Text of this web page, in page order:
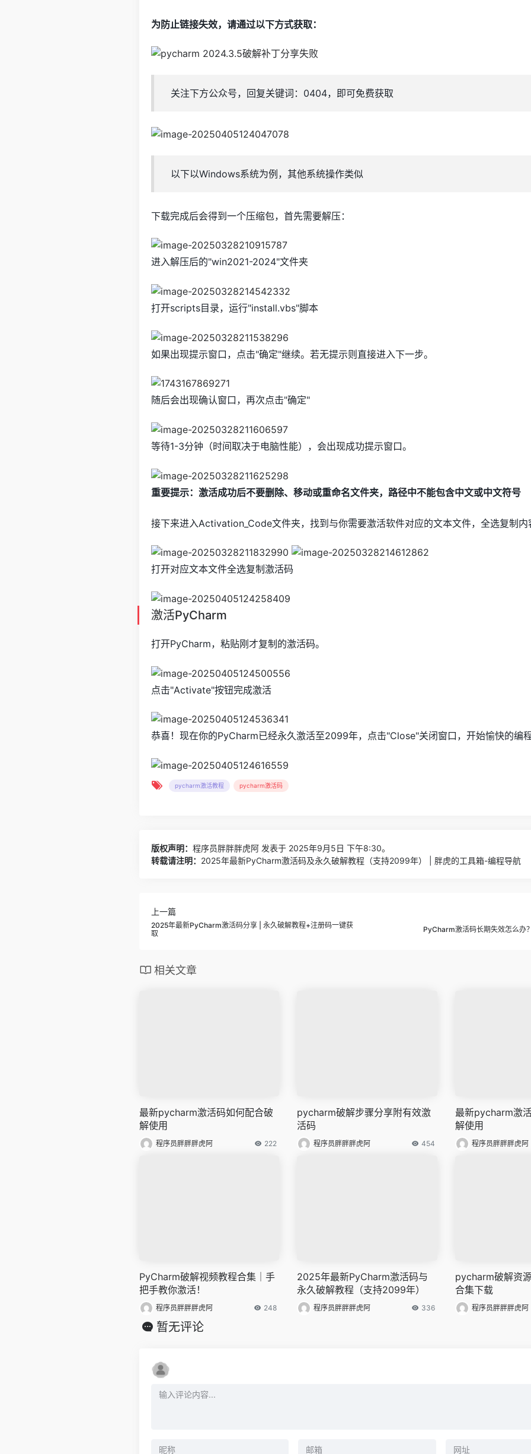
为防止链接失效，请通过以下方式获取：
关注下方公众号，回复关键词：0404，即可免费获取
以下以Windows系统为例，其他系统操作类似
下载完成后会得到一个压缩包，首先需要解压：
进入解压后的"win2021-2024"文件夹
打开scripts目录，运行"install.vbs"脚本
如果出现提示窗口，点击"确定"继续。若无提示则直接进入下一步。
随后会出现确认窗口，再次点击"确定"
等待1-3分钟（时间取决于电脑性能），会出现成功提示窗口。
重要提示：激活成功后不要删除、移动或重命名文件夹，路径中不能包含中文或中文符号
接下来进入Activation_Code文件夹，找到与你需要激活软件对应的文本文件，全选复制内
打开对应文本文件全选复制激活码
激活PyCharm
打开PyCharm，粘贴刚才复制的激活码。
点击"Activate"按钮完成激活
恭喜！现在你的PyCharm已经永久激活至2099年，点击"Close"关闭窗口，开始愉快的编
pycharm激活教程 pycharm激活码
版权声明： 程序员胖胖胖虎阿 发表于 2025年9月5日 下午8:30。
转载请注明： 2025年最新PyCharm激活码及永久破解教程（支持2099年） | 胖虎的工具箱-编程导航
上一篇
2025年最新PyCharm激活码分享 | 永久破解教程+注册码一键获
取
PyCharm激活码长期失效怎么办
相关文章
最新pycharm激活码如何配合破
解使用
程序员胖胖胖虎阿 222
pycharm破解步骤分享附有效激
活码
程序员胖胖胖虎阿 454
最新pycharm激
解使用
程序员胖胖胖虎阿
PyCharm破解视频教程合集｜手
把手教你激活！
程序员胖胖胖虎阿 248
2025年最新PyCharm激活码与
永久破解教程（支持2099年）
程序员胖胖胖虎阿 336
pycharm破解资
合集下载
程序员胖胖胖虎阿
暂无评论